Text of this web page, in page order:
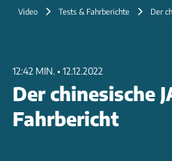
Video Tests & Fahrberichte Der
12:42 MIN. • 12.12.2022
Der chinesische
Fahrbericht